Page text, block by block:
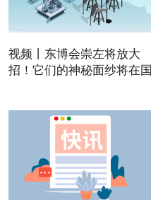
视频丨东博会崇左将放大
招！它们的神秘面纱将在国